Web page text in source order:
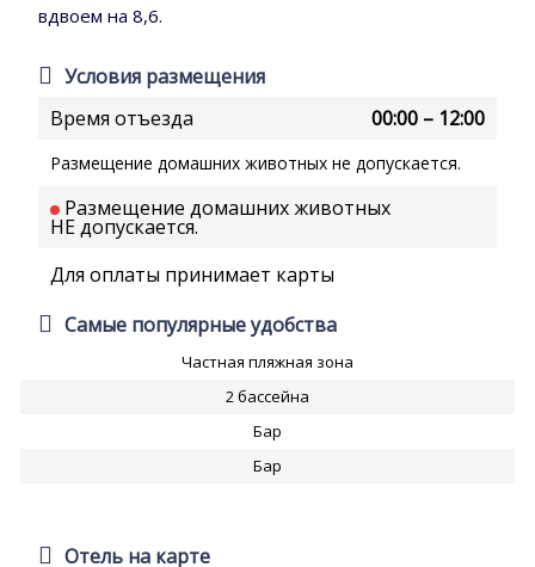
вдвоем на 8,6.
Условия размещения
Время отъезда
00:00 – 12:00
Размещение домашних животных не допускается.
Размещение домашних животных
НЕ допускается.
Для оплаты принимает карты
Самые популярные удобства
Частная пляжная зона
2 бассейна
Бар
Бар
Отель на карте